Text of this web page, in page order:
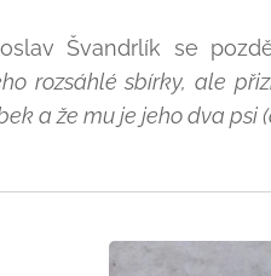
Švandrlík se
rozsáhlé sbírky, ale
a že mu je jeho dva psi